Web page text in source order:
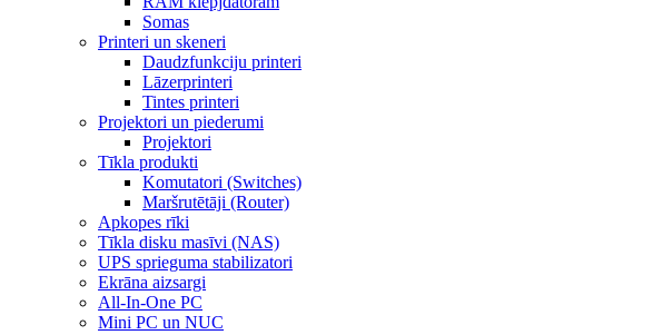
Somas
Printeri un skeneri
Daudzfunkciju printeri
Lāzerprinteri
Tintes printeri
Projektori un piederumi
Projektori
Tīkla produkti
Komutatori (Switches)
Maršrutētāji (Router)
Apkopes rīki
Tīkla disku masīvi (NAS)
UPS sprieguma stabilizatori
Ekrāna aizsargi
All-In-One PC
Mini PC un NUC